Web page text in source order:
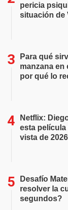
pericia
situación de
Para qué
manzana en
por qué lo
Netflix:
esta película
vista de 2026
Desafío
resolver la
segundos?